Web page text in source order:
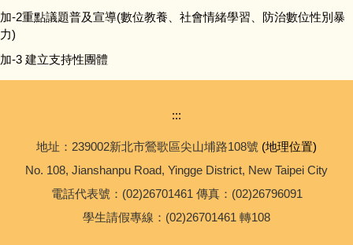
升學進路相關連結
加-2重點議題普及宣導(數位教養、社會情緒學習、防治數位性別暴
力)
加-3 建立支持性團體
:::
地址：239002新北市鶯歌區尖山埔路108號 (地理位置)
No. 108, Jianshanpu Road, Yingge District, New Taipei City
電話代表號：(02)26701461 傳真：(02)26796091
學生請假專線：(02)26701461 轉108